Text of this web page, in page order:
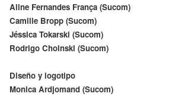
Aline Fernandes França (Sucom)
Camille Bropp (Sucom)
Jéssica Tokarski (Sucom)
Rodrigo Choinski (Sucom)
Diseño y logotipo
Monica Ardjomand (Sucom)